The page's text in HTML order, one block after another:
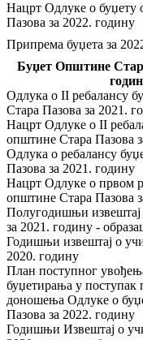
Нацрт Одлуке о буџету
Пазова за 2022. годину
Припрема буџета за
Буџет Општине
Одлука о II ребалансу
Стара Пазова за 2021.
Нацрт Одлуке о II
општине Стара Пазова
Одлука о ребалансу
Пазова за 2021. годину
Нацрт Одлуке о првом
општине Стара Пазова
Полугодишњи извештај
за 2021. годину -
Годишњи извештај о
2020. годину
План поступног
буџетирања у поступак
доношења Одлуке о
Пазова за 2022. годину
Годишњи Извештај о